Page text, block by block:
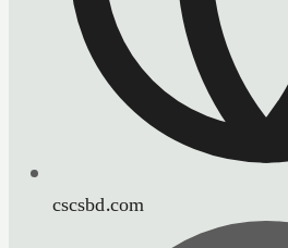
cscsbd.com